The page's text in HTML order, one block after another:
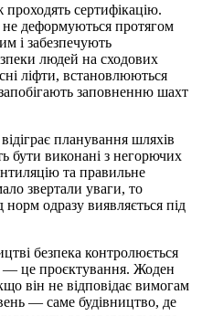
проходять сертифікацію.
не деформуються протягом
і забезпечують
людей на сходових
ліфти, встановлюються
заповненню шахт
планування шляхів
бути виконані з негорючих
та правильне
звертали уваги, то
норм одразу виявляється під
безпека контролюється
— це проєктування. Жоден
він не відповідає вимогам
— саме будівництво, де